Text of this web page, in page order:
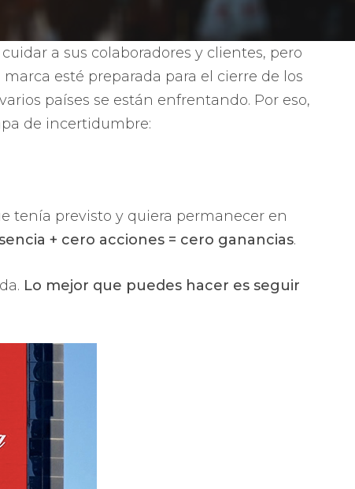
a sus colaboradores y clientes, pero
esté preparada para el cierre de los
países se están enfrentando. Por eso,
de incertidumbre:
tenía previsto y quiera permanecer en
+ cero acciones = cero ganancias.
Lo mejor que puedes hacer es seguir